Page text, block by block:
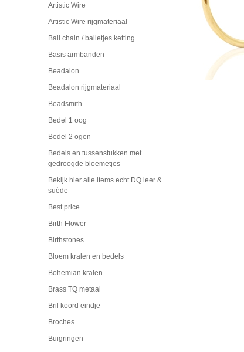
Artistic Wire
Artistic Wire rijgmateriaal
Ball chain / balletjes ketting
Basis armbanden
Beadalon
Beadalon rijgmateriaal
Beadsmith
Bedel 1 oog
Bedel 2 ogen
Bedels en tussenstukken met
gedroogde bloemetjes
Bekijk hier alle items echt DQ leer &
suède
Best price
Birth Flower
Birthstones
Bloem kralen en bedels
Bohemian kralen
Brass TQ metaal
Bril koord eindje
Broches
Buigringen